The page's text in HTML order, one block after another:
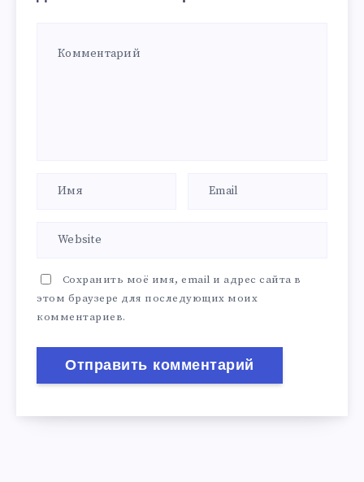
Сохранить моё имя, email и адрес сайта в
этом браузере для последующих моих
комментариев.